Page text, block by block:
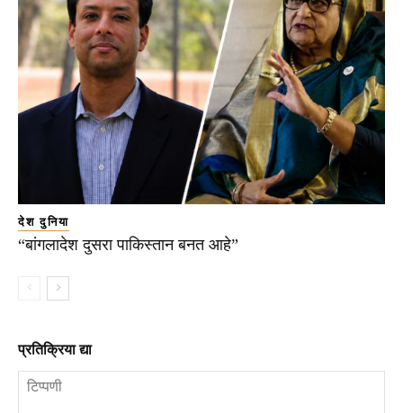
देश दुनिया
“बांगलादेश दुसरा पाकिस्तान बनत आहे”
प्रतिक्रिया द्या